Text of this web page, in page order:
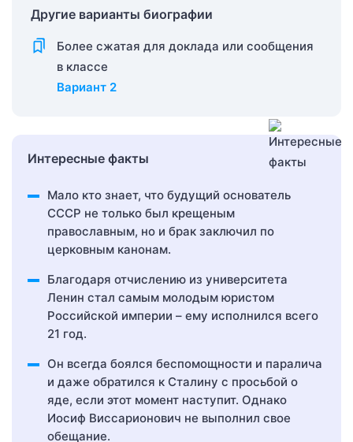
Другие варианты биографии
Более сжатая для доклада или сообщения
в классе
Вариант 2
Интересные факты
Мало кто знает, что будущий основатель
СССР не только был крещеным
православным, но и брак заключил по
церковным канонам.
Благодаря отчислению из университета
Ленин стал самым молодым юристом
Российской империи – ему исполнился всего
21 год.
Он всегда боялся беспомощности и паралича
и даже обратился к Сталину с просьбой о
яде, если этот момент наступит. Однако
Иосиф Виссарионович не выполнил свое
обещание.